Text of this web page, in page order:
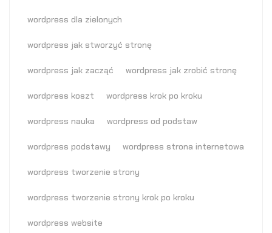
wordpress dla zielonych
wordpress jak stworzyć stronę
wordpress jak zacząć wordpress jak zrobić stronę
wordpress koszt wordpress krok po kroku
wordpress nauka wordpress od podstaw
wordpress podstawy wordpress strona internetowa
wordpress tworzenie strony
wordpress tworzenie strony krok po kroku
wordpress website